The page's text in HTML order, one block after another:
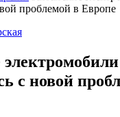
проблемой в Европе
с новой